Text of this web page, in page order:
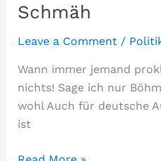
Schmäh
Leave a Comment /
Wann immer jemand
nichts! Sage ich nur
wohl Auch für deutsche
ist